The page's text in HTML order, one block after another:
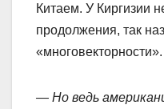
Китаем. У Киргизии
продолжения, так
«многовекторности».
— Но ведь